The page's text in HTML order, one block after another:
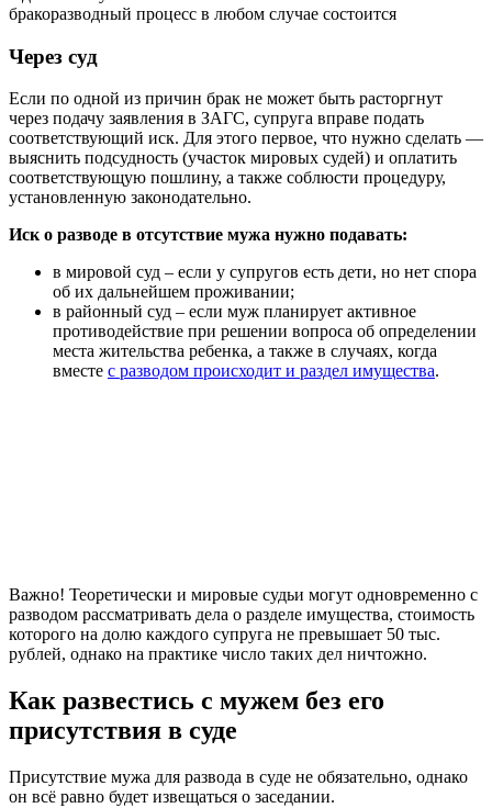
бракоразводный процесс в любом случае состоится
Через суд
Если по одной из причин брак не может быть расторгнут
через подачу заявления в ЗАГС, супруга вправе подать
соответствующий иск. Для этого первое, что нужно сделать —
выяснить подсудность (участок мировых судей) и оплатить
соответствующую пошлину, а также соблюсти процедуру,
установленную законодательно.
Иск о разводе в отсутствие мужа нужно подавать:
в мировой суд – если у супругов есть дети, но нет спора
об их дальнейшем проживании;
в районный суд – если муж планирует активное
противодействие при решении вопроса об определении
места жительства ребенка, а также в случаях, когда
вместе с разводом происходит и раздел имущества.
Важно! Теоретически и мировые судьи могут одновременно с
разводом рассматривать дела о разделе имущества, стоимость
которого на долю каждого супруга не превышает 50 тыс.
рублей, однако на практике число таких дел ничтожно.
Как развестись с мужем без его
присутствия в суде
Присутствие мужа для развода в суде не обязательно, однако
он всё равно будет извещаться о заседании.